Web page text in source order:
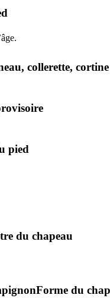
collerette, cortine
pied
du chapeau
Forme du